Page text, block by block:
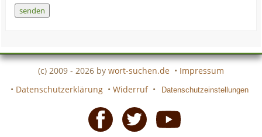
(c) 2009 - 2026 by wort-suchen.de • Impressum
• Datenschutzerklärung • Widerruf • Datenschutzeinstellungen